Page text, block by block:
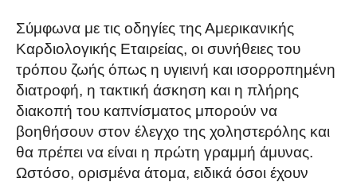
Σύμφωνα με τις οδηγίες της Αμερικανικής
Καρδιολογικής Εταιρείας, οι συνήθειες του
τρόπου ζωής όπως η υγιεινή και ισορροπημένη
διατροφή, η τακτική άσκηση και η πλήρης
διακοπή του καπνίσματος μπορούν να
βοηθήσουν στον έλεγχο της χοληστερόλης και
θα πρέπει να είναι η πρώτη γραμμή άμυνας.
Ωστόσο, ορισμένα άτομα, ειδικά όσοι έχουν